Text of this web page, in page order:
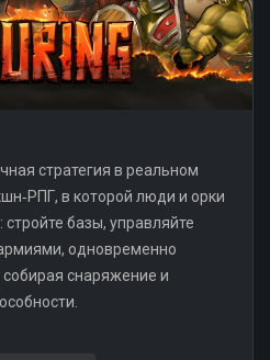
стратегия в реальном
в которой люди и орки
базы, управляйте
одновременно
собирая снаряжение и